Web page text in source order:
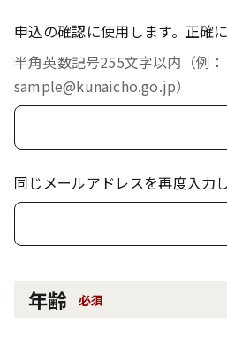
申込の確認に使用します。正確
半角英数記号255文字以内（例：
sample@kunaicho.go.jp）
同じメールアドレスを再度入力
年齢 必須